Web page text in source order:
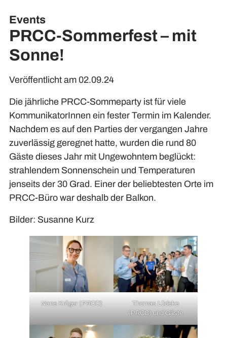
Events
PRCC-Sommerfest – mit
Sonne!
Veröffentlicht am 02.09.24
Die jährliche PRCC-Sommeparty ist für viele
KommunikatorInnen ein fester Termin im Kalender.
Nachdem es auf den Parties der vergangen Jahre
zuverlässig geregnet hatte, wurden die rund 80
Gäste dieses Jahr mit Ungewohntem beglückt:
strahlendem Sonnenschein und Temperaturen
jenseits der 30 Grad. Einer der beliebtesten Orte im
PRCC-Büro war deshalb der Balkon.
Bilder: Susanne Kurz
Nane Kröger (PRCC)
Thomas Lüdeke
(PRCC) und Gäste